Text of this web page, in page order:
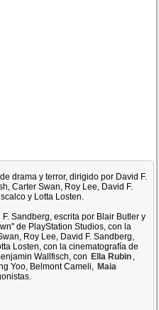
drama y terror, dirigido por David F.
Carter Swan, Roy Lee, David F.
y Lotta Losten.
Sandberg, escrita por Blair Butler y
de PlayStation Studios, con la
Roy Lee, David F. Sandberg,
Losten, con la cinematografía de
Wallfisch, con Ella Rubin ,
Yoo, Belmont Cameli, Maia